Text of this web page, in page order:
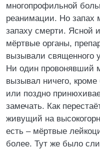
многопрофильной
реанимации. Но запах
запаху смерти. Ясной
мёртвые органы,
вызывали священного
Ни один провонявший
вызывал ничего, кроме
или поздно
замечать. Как
живущий на
есть – мёртвые
более. Тут же было